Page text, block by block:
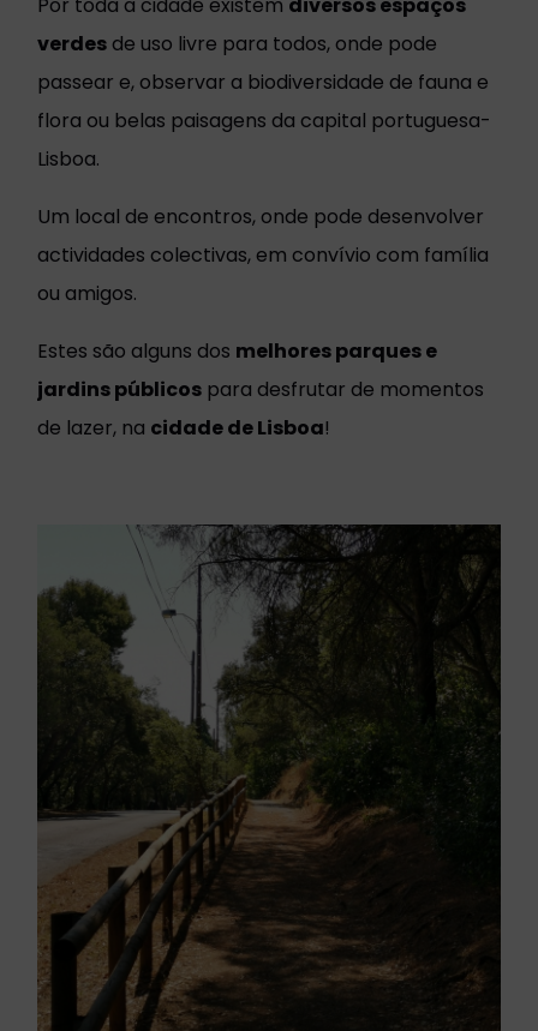
verdes de uso livre para todos, onde pode
passear e, observar a biodiversidade de fauna e
flora ou belas paisagens da capital portuguesa-
Lisboa.
Um local de encontros, onde pode desenvolver
actividades colectivas, em convívio com família
ou amigos.
Estes são alguns dos melhores parques e
jardins públicos para desfrutar de momentos
de lazer, na cidade de Lisboa!